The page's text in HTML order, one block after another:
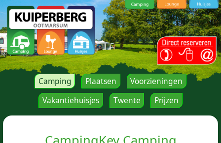
Camping Plaatsen
Voorzieningen
Vakantiehuisjes
Twente Prijzen